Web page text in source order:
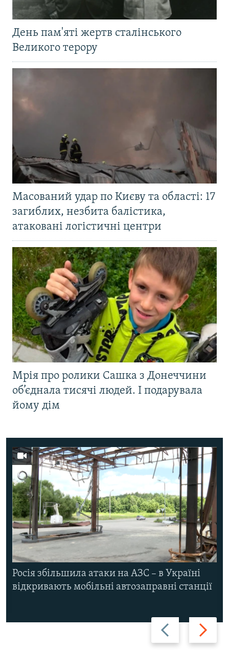
День пам'яті жертв сталінського
Великого терору
Масований удар по Києву та області: 17
загиблих, незбита балістика,
атаковані логістичні центри
Мрія про ролики Сашка з Донеччини
об’єднала тисячі людей. І подарувала
йому дім
Назад Вперед
Росія збільшила атаки на АЗС – в Україні
відкривають мобільні автозаправні станції